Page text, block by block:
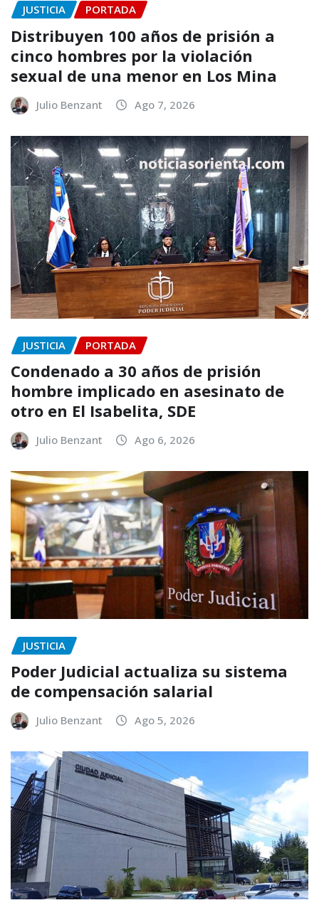
JUSTICIA PORTADA
Distribuyen 100 años de prisión a
cinco hombres por la violación
sexual de una menor en Los Mina
Julio Benzant Ago 7, 2026
JUSTICIA PORTADA
Condenado a 30 años de prisión
hombre implicado en asesinato de
otro en El Isabelita, SDE
Julio Benzant Ago 6, 2026
JUSTICIA
Poder Judicial actualiza su sistema
de compensación salarial
Julio Benzant Ago 5, 2026